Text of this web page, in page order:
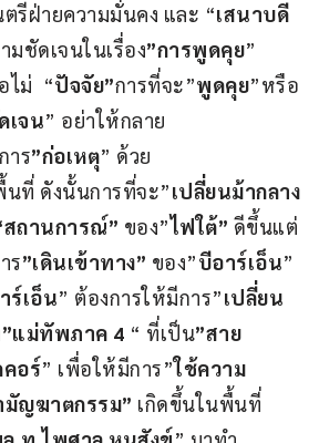
รีฝ่ายความมั่นคง และ “เสนาบดี
มชัดเจนในเรื่อง”การพูดคุย”
ม่  “ปัจจัย”การที่จะ”พูดคุย”หรือ
เจน” อย่าให้กลาย
าร”ก่อเหตุ” ด้วย
ที่ ดังนั้นการที่จะ”เปลี่ยนม้ากลาง
สถานการณ์” ของ”ไฟใต้” ดีขึ้นแต่
ร”เดินเข้าทาง” ของ”บีอาร์เอ็น”
ร์เอ็น” ต้องการให้มีการ”เปลี่ยน
”แม่ทัพภาค 4 “ ที่เป็น”สาย
อร์” เพื่อให้มีการ”ใช้ความ
มัญฆาตกรรม” เกิดขึ้นในพื้นที่